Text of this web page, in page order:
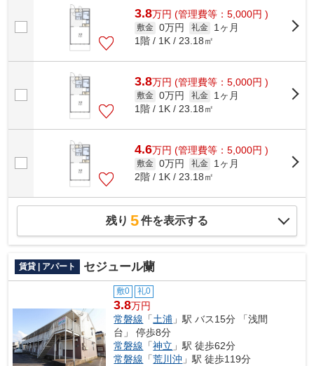
3.8万円 (管理費等：5,000円 )
敷金 0万円 礼金
1ヶ月
1階 / 1K / 23.18㎡
3.8万円 (管理費等：5,000円 )
敷金 0万円 礼金
1ヶ月
1階 / 1K / 23.18㎡
4.6万円 (管理費等：5,000円 )
敷金 0万円 礼金
1ヶ月
2階 / 1K / 23.18㎡
残り 5件を表示する
賃貸 | アパート セジュール蘭
敷0 礼0
3.8万円
常磐線 「土浦 」駅 バス15分 「浅間
台」 停歩8分
常磐線 「神立 」駅 徒歩62分
常磐線 「荒川沖 」駅 徒歩119分